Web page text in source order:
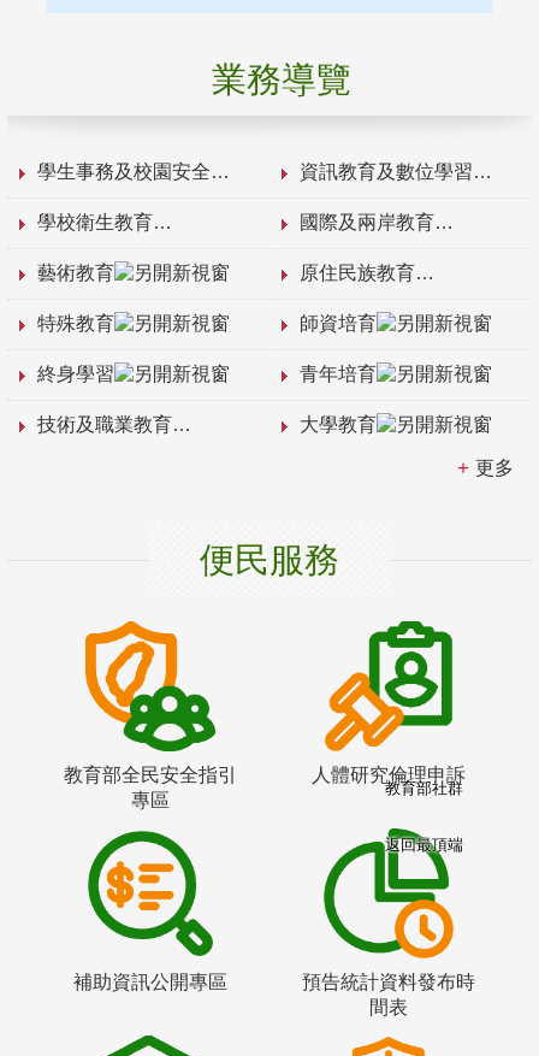
業務導覽
學生事務及校園安全 資訊教育及數位學習
學校衛生教育 國際及兩岸教育
藝術教育 原住民族教育
特殊教育 師資培育
終身學習 青年培育
技術及職業教育 大學教育
更多
便民服務
教育部全民安全指引
專區
人體研究倫理申訴
補助資訊公開專區
預告統計資料發布時
間表
教育部社群
返回最頂端